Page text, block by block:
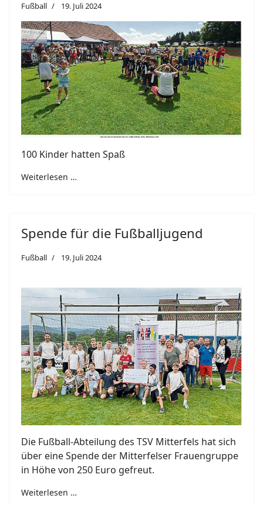
Fußball 19. Juli 2024
100 Kinder hatten Spaß
Weiterlesen …
Spende für die Fußballjugend
Fußball 19. Juli 2024
Die Fußball-Abteilung des TSV Mitterfels hat sich
über eine Spende der Mitterfelser Frauengruppe
in Höhe von 250 Euro gefreut.
Weiterlesen …